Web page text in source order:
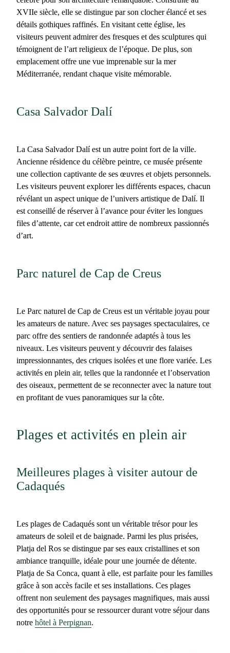
XVIIe siècle, elle se distingue par son clocher élancé et ses
détails gothiques raffinés. En visitant cette église, les
visiteurs peuvent admirer des fresques et des sculptures qui
témoignent de l’art religieux de l’époque. De plus, son
emplacement offre une vue imprenable sur la mer
Méditerranée, rendant chaque visite mémorable.
Casa Salvador Dalí
La Casa Salvador Dalíest un autre point fort de la ville.
Ancienne résidence du célèbre peintre, ce musée présente
une collection captivante de ses œuvres et objets personnels.
Les visiteurs peuvent explorer les différents espaces, chacun
révélant un aspect unique de l’univers artistique de Dalí. Il
est conseillé de réserver à l’avance pour éviter les longues
files d’attente, car cet endroit attire de nombreux passionnés
d’art.
Parc naturel de Cap de Creus
Le Parc naturel de Cap de Creus est un véritable joyau pour
les amateurs de nature. Avec ses paysages spectaculaires, ce
parc offre des sentiers de randonnée adaptés à tous les
niveaux. Les visiteurs peuvent y découvrir des falaises
impressionnantes, des criques isolées et une flore variée. Les
activités en plein air, telles que la randonnée et l’observation
des oiseaux, permettent de se reconnecter avec la nature tout
en profitant de vues panoramiques sur la côte.
Plages et activités en plein air
Meilleures plages à visiter autour de
Cadaqués
Les plages de Cadaqués sont un véritable trésor pour les
amateurs de soleil et de baignade. Parmi les plus prisées,
Platja del Ros se distingue par ses eaux cristallines et son
ambiance tranquille, idéale pour une journée de détente.
Platja de Sa Conca, quant à elle, est parfaite pour les familles
grâce à son accès facile et ses installations. Ces plages
offrent non seulement des paysages magnifiques, mais aussi
des opportunités pour se ressourcer durant votre séjour dans
notre hôtel à Perpignan.